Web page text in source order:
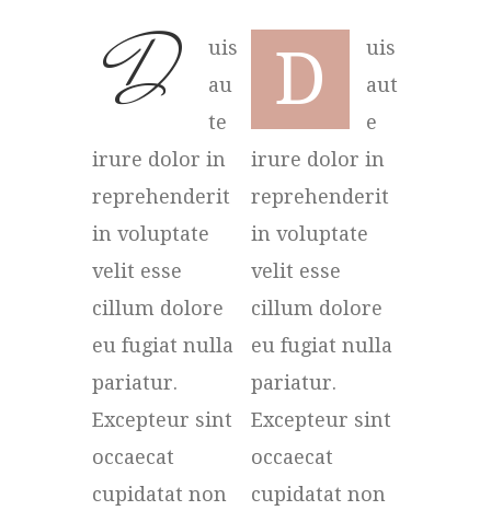
D
uis
au
te
irure dolor in
reprehenderit
in voluptate
velit esse
cillum dolore
eu fugiat nulla
pariatur.
Excepteur sint
occaecat
cupidatat non
D
uis
aut
e
irure dolor in
reprehenderit
in voluptate
velit esse
cillum dolore
eu fugiat nulla
pariatur.
Excepteur sint
occaecat
cupidatat non